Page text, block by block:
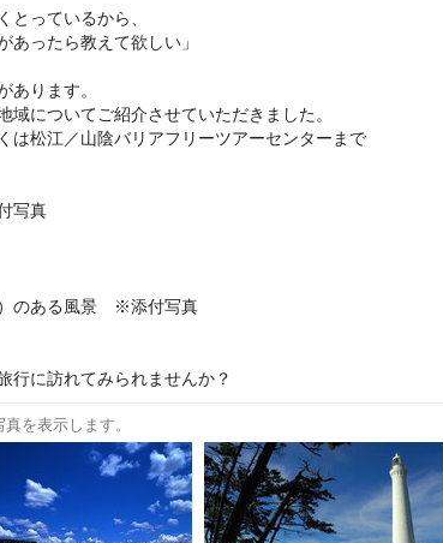
とっているから、
ったら教えて欲しい」
あります。
についてご紹介させていただきました。
は松江／山陰バリアフリーツアーセンターまで
写真
のある風景 ※添付写真
行に訪れてみられませんか？
を表示します。